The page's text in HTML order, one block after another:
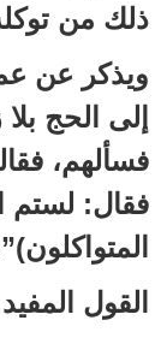
ذلك من
ويذكر عن
إلى الحج
فسألهم،
فقال: لستم
القول المفيد